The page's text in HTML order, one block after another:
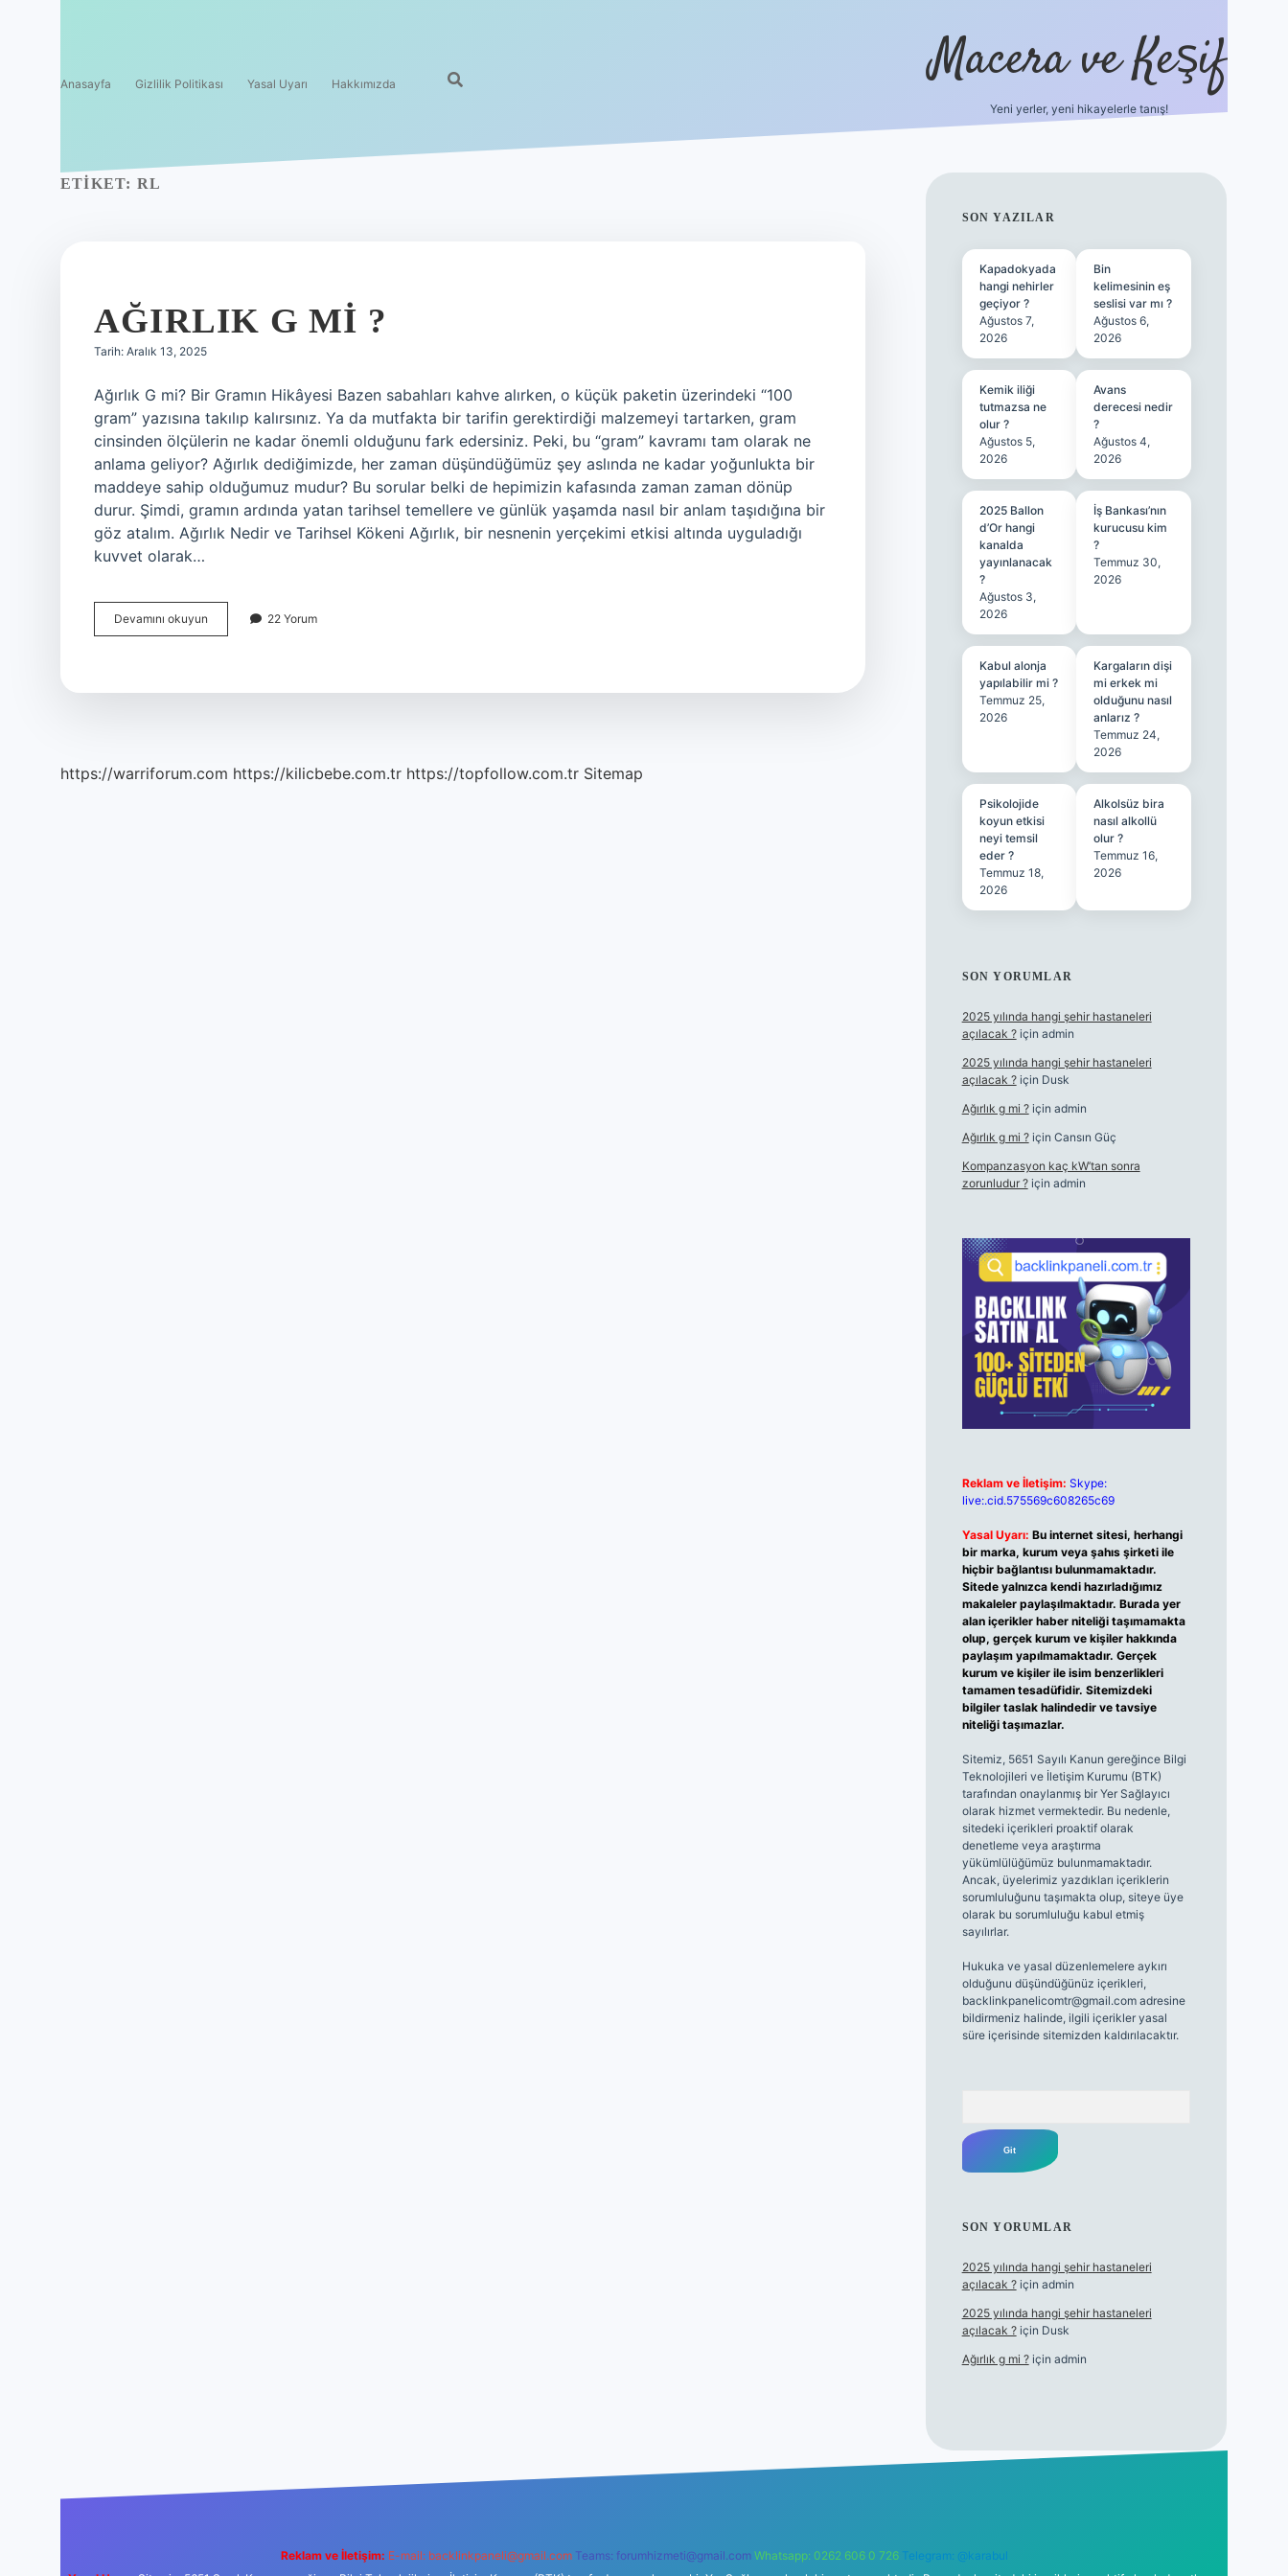
Anasayfa Gizlilik Politikası Yasal Uyarı Hakkımızda Macera ve Keşif
Yeni yerler, yeni hikayelerle tanış!
ETIKET: RL
AĞIRLIK G MI ?
Tarih: Aralık 13, 2025
Ağırlık G mi? Bir Gramın Hikâyesi Bazen sabahları kahve alırken, o küçük paketin üzerindeki “100
gram” yazısına takılıp kalırsınız. Ya da mutfakta bir tarifin gerektirdiği malzemeyi tartarken, gram
cinsinden ölçülerin ne kadar önemli olduğunu fark edersiniz. Peki, bu “gram” kavramı tam olarak ne
anlama geliyor? Ağırlık dediğimizde, her zaman düşündüğümüz şey aslında ne kadar yoğunlukta bir
maddeye sahip olduğumuz mudur? Bu sorular belki de hepimizin kafasında zaman zaman dönüp
durur. Şimdi, gramın ardında yatan tarihsel temellere ve günlük yaşamda nasıl bir anlam taşıdığına bir
göz atalım. Ağırlık Nedir ve Tarihsel Kökeni Ağırlık, bir nesnenin yerçekimi etkisi altında uyguladığı
kuvvet olarak…
Devamını okuyun
g
22 Yorum
https://warriforum.com https://kilicbebe.com.tr https://topfollow.com.tr Sitemap
SIDEBAR
SON YAZILAR
Kapadokyada
hangi nehirler
geçiyor ?
Ağustos 7,
2026
Bin
kelimesinin eş
seslisi var mı ?
Ağustos 6,
2026
Kemik iliği
tutmazsa ne
olur ?
Ağustos 5,
2026
Avans
derecesi nedir
?
Ağustos 4,
2026
2025 Ballon
d’Or hangi
kanalda
yayınlanacak
?
Ağustos 3,
2026
İş Bankası’nın
kurucusu kim
?
Temmuz 30,
2026
Kabul alonja
yapılabilir mi ?
Temmuz 25,
2026
Kargaların dişi
mi erkek mi
olduğunu nasıl
anlarız ?
Temmuz 24,
2026
Psikolojide
koyun etkisi
neyi temsil
eder ?
Temmuz 18,
2026
Alkolsüz bira
nasıl alkollü
olur ?
Temmuz 16,
2026
SON YORUMLAR
2025 yılında hangi şehir hastaneleri
açılacak ?için admin
2025 yılında hangi şehir hastaneleri
açılacak ?için Dusk
Ağırlık g mi ?için admin
Ağırlık g mi ?için Cansın Güç
Kompanzasyon kaç kW’tan sonra
zorunludur ?için admin
Reklam ve İletişim: Skype:
live:.cid.575569c608265c69
Yasal Uyarı: Bu internet sitesi, herhangi
bir marka, kurum veya şahıs şirketi ile
hiçbir bağlantısı bulunmamaktadır.
Sitede yalnızca kendi hazırladığımız
makaleler paylaşılmaktadır. Burada yer
alan içerikler haber niteliği taşımamakta
olup, gerçek kurum ve kişiler hakkında
paylaşım yapılmamaktadır. Gerçek
kurum ve kişiler ile isim benzerlikleri
tamamen tesadüfidir. Sitemizdeki
bilgiler taslak halindedir ve tavsiye
niteliği taşımazlar.
Sitemiz, 5651 Sayılı Kanun gereğince Bilgi
Teknolojileri ve İletişim Kurumu (BTK)
tarafından onaylanmış bir Yer Sağlayıcı
olarak hizmet vermektedir. Bu nedenle,
sitedeki içerikleri proaktif olarak
denetleme veya araştırma
yükümlülüğümüz bulunmamaktadır.
Ancak, üyelerimiz yazdıkları içeriklerin
sorumluluğunu taşımakta olup, siteye üye
olarak bu sorumluluğu kabul etmiş
sayılırlar.
Hukuka ve yasal düzenlemelere aykırı
olduğunu düşündüğünüz içerikleri,
backlinkpanelicomtr@gmail.comadresine
bildirmeniz halinde, ilgili içerikler yasal
süre içerisinde sitemizden kaldırılacaktır.
SON YORUMLAR
2025 yılında hangi şehir hastaneleri
açılacak ?için admin
2025 yılında hangi şehir hastaneleri
açılacak ?için Dusk
Ağırlık g mi ?için admin
hiltonbet yeni giriş
Reklam ve İletişim: E-mail: backlinkpaneli@gmail.com Teams: forumhizmeti@gmail.com Whatsapp: 0262 606 0 726 Telegram: @karabul